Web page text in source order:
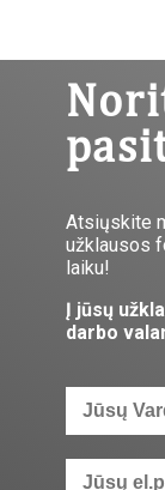
Atsiųskite
užklausos
laiku!
Į jūsų
darbo